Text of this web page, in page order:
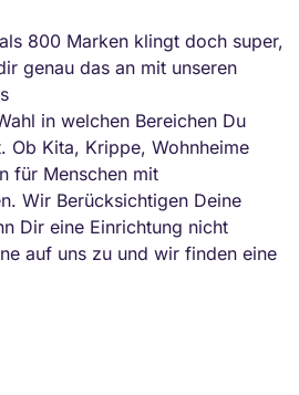
800 Marken klingt doch super,
genau das an mit unseren
in welchen Bereichen Du
Ob Kita, Krippe, Wohnheime
für Menschen mit
Wir Berücksichtigen Deine
Dir eine Einrichtung nicht
auf uns zu und wir finden eine